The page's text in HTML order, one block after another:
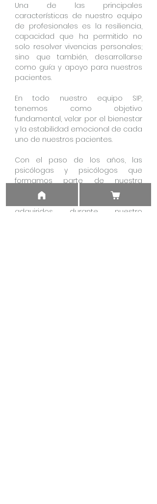
Una de las principales
características de nuestro equipo
de profesionales es la resiliencia,
capacidad que ha permitido no
solo resolver vivencias personales;
sino que también, desarrollarse
como guía y apoyo para nuestros
pacientes.
En todo nuestro equipo SIP,
tenemos como objetivo
fundamental, velar por el bienestar
y la estabilidad emocional de cada
uno de nuestros pacientes.
Con el paso de los años, las
psicólogas y psicólogos que
formamos parte de nuestra
institución; ponemos en práctica
día a día, los conocimientos
adquiridos durante nuestro